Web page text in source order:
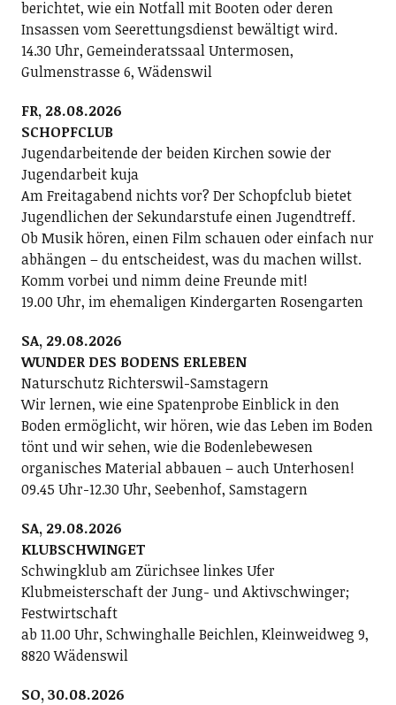
berichtet, wie ein Notfall mit Booten oder deren
Insassen vom Seerettungsdienst bewältigt wird.
14.30 Uhr, Gemeinderatssaal Untermosen,
Gulmenstrasse 6, Wädenswil
FR, 28.08.2026
SCHOPFCLUB
Jugendarbeitende der beiden Kirchen sowie der
Jugendarbeit kuja
Am Freitagabend nichts vor? Der Schopfclub bietet
Jugendlichen der Sekundarstufe einen Jugendtreff.
Ob Musik hören, einen Film schauen oder einfach nur
abhängen – du entscheidest, was du machen willst.
Komm vorbei und nimm deine Freunde mit!
19.00 Uhr, im ehemaligen Kindergarten Rosengarten
SA, 29.08.2026
WUNDER DES BODENS ERLEBEN
Naturschutz Richterswil-Samstagern
Wir lernen, wie eine Spatenprobe Einblick in den
Boden ermöglicht, wir hören, wie das Leben im Boden
tönt und wir sehen, wie die Bodenlebewesen
organisches Material abbauen – auch Unterhosen!
09.45 Uhr-12.30 Uhr, Seebenhof, Samstagern
SA, 29.08.2026
KLUBSCHWINGET
Schwingklub am Zürichsee linkes Ufer
Klubmeisterschaft der Jung- und Aktivschwinger;
Festwirtschaft
ab 11.00 Uhr, Schwinghalle Beichlen, Kleinweidweg 9,
8820 Wädenswil
SO, 30.08.2026